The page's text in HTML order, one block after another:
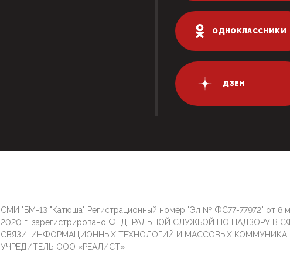
ОДНОКЛАССНИКИ
ДЗЕН
СМИ "БМ-13 "Катюша" Регистрационный номер "Эл № ФС77-77972" от 6
2020 г. зарегистрировано ФЕДЕРАЛЬНОЙ СЛУЖБОЙ ПО НАДЗОРУ В
СВЯЗИ, ИНФОРМАЦИОННЫХ ТЕХНОЛОГИЙ И МАССОВЫХ
УЧРЕДИТЕЛЬ ООО «РЕАЛИСТ»